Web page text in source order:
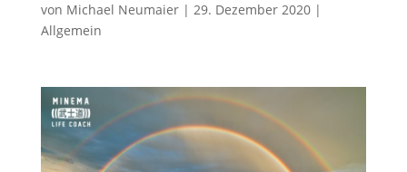
von Michael Neumaier| 29. Dezember 2020|
Allgemein